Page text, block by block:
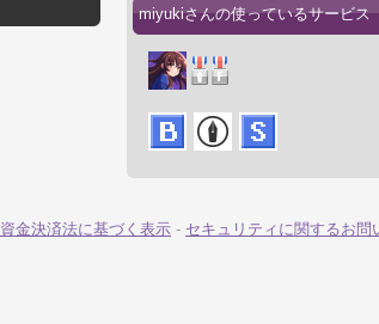
miyukiさんの使っているサービス
資金決済法に基づく表示 - セキュリティに関するお問